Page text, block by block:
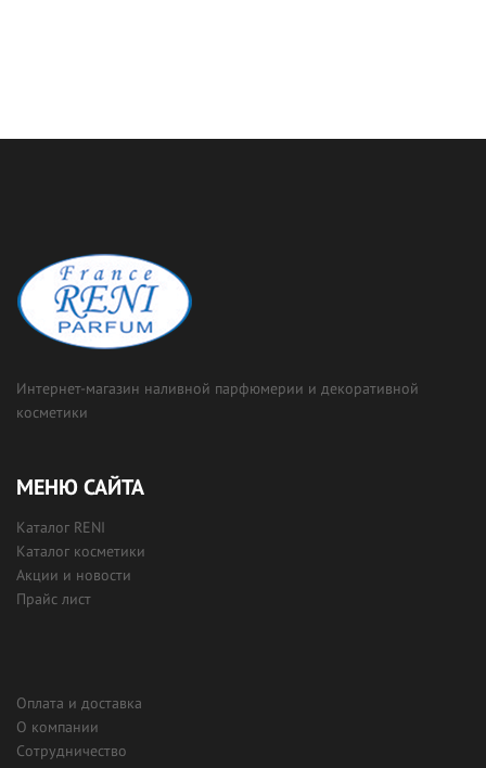
Интернет-магазин наливной парфюмерии и декоративной
косметики
МЕНЮ САЙТА
Каталог RENI
Каталог косметики
Акции и новости
Прайс лист
Оплата и доставка
О компании
Сотрудничество